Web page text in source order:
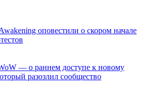
оповестили о скором начале
— о раннем доступе к новому
разозлил сообщество